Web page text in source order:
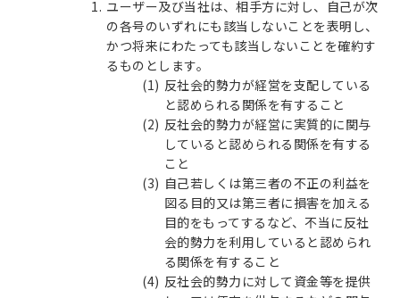
ユーザー及び当社は、相手方に対し、自己が次
の各号のいずれにも該当しないことを表明し、
かつ将来にわたっても該当しないことを確約す
るものとします。
反社会的勢力が経営を支配している
と認められる関係を有すること
反社会的勢力が経営に実質的に関与
していると認められる関係を有する
こと
自己若しくは第三者の不正の利益を
図る目的又は第三者に損害を加える
目的をもってするなど、不当に反社
会的勢力を利用していると認められ
る関係を有すること
反社会的勢力に対して資金等を提供